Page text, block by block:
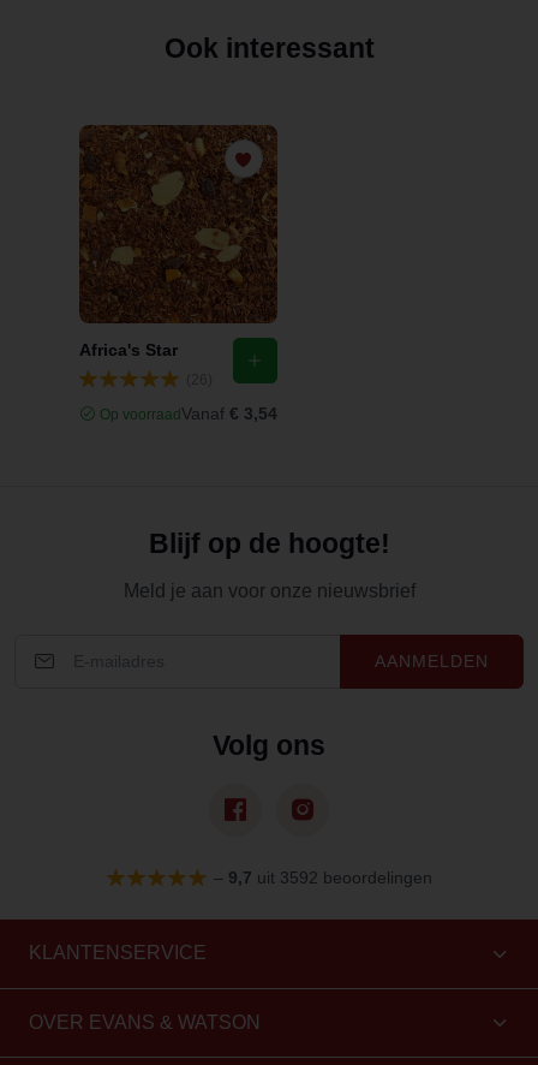
Ook interessant
Africa's Star
Op voorraad Vanaf € 3,54
Blijf op de hoogte!
Meld je aan voor onze nieuwsbrief
AANMELDEN
Volg ons
– 9,7 uit 3592 beoordelingen
KLANTENSERVICE
OVER EVANS & WATSON